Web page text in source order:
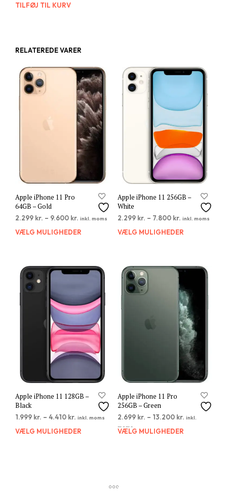
TILFØJ TIL KURV
RELATEREDE VARER
Apple iPhone 11 Pro
64GB – Gold
2.299 kr. – 9.600 kr. inkl. moms
VÆLG MULIGHEDER
Dette
varianter.
Mulighederne
kan
vælges
Apple iPhone 11 256GB –
White
2.299 kr. – 7.800 kr. inkl. moms
VÆLG MULIGHEDER
Apple iPhone 11 128GB –
Black
1.999 kr. – 4.410 kr. inkl. moms
VÆLG MULIGHEDER
Dette
Mulighederne
Apple iPhone 11 Pro
256GB – Green
2.699 kr. – 13.200 kr. inkl.
moms
VÆLG MULIGHEDER